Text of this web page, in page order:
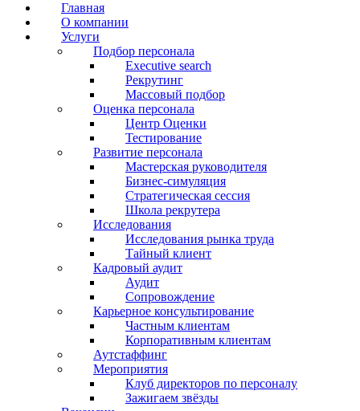
Главная
О компании
Услуги
Подбор персонала
Executive search
Рекрутинг
Массовый подбор
Оценка персонала
Центр Оценки
Тестирование
Развитие персонала
Мастерская руководителя
Бизнес-симуляция
Стратегическая сессия
Школа рекрутера
Исследования
Исследования рынка труда
Тайный клиент
Кадровый аудит
Аудит
Сопровождение
Карьерное консультирование
Частным клиентам
Корпоративным клиентам
Аутстаффинг
Мероприятия
Клуб директоров по персоналу
Зажигаем звёзды